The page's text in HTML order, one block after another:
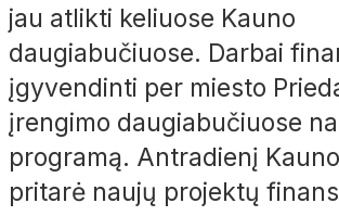
jau atlikti keliuose Kauno
daugiabučiuose. Darbai
įgyvendinti per miesto
įrengimo daugiabučiuose
programą. Antradienį
pritarė naujų projektų